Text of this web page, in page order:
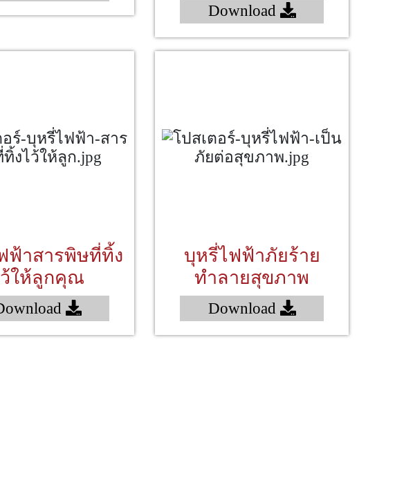
Download
ฟ้าสารพิษที่ทิ้ง
ให้ลูกคุณ
บุหรี่ไฟฟ้าภัยร้าย
ทำลายสุขภาพ
Download